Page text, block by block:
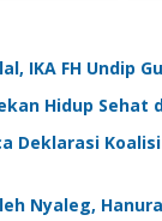
IKA FH Undip
Hidup Sehat
Deklarasi
Nyaleg,